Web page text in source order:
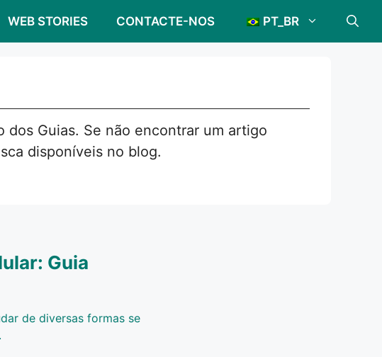
WEB STORIES CONTACTE-NOS PT_BR
Guias. Se não encontrar um artigo
disponíveis no blog.
Guia
de diversas formas se